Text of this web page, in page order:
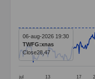
Line chart with
The chart has 1 X
The chart has 1 Y
jul 13 17
06-aug-2026 19:30
TWFG:xnas
Close28,47